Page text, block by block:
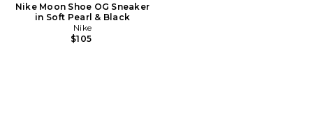
Nike Moon Shoe OG Sneaker
in Soft Pearl & Black
Nike
$105